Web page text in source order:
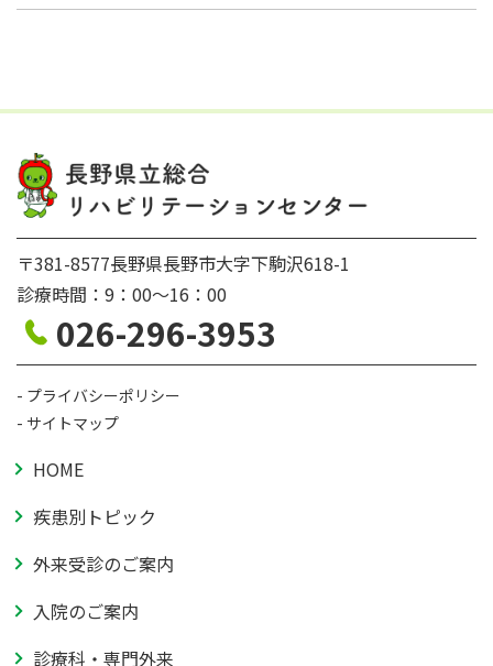
〒381-8577長野県長野市大字下駒沢618-1
診療時間：9：00〜16：00
026-296-3953
プライバシーポリシー
サイトマップ
HOME
疾患別トピック
外来受診のご案内
入院のご案内
診療科・専門外来